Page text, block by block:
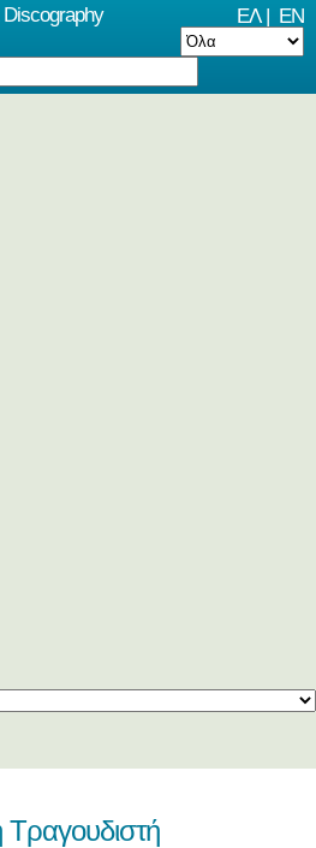
ΕΛ| EN